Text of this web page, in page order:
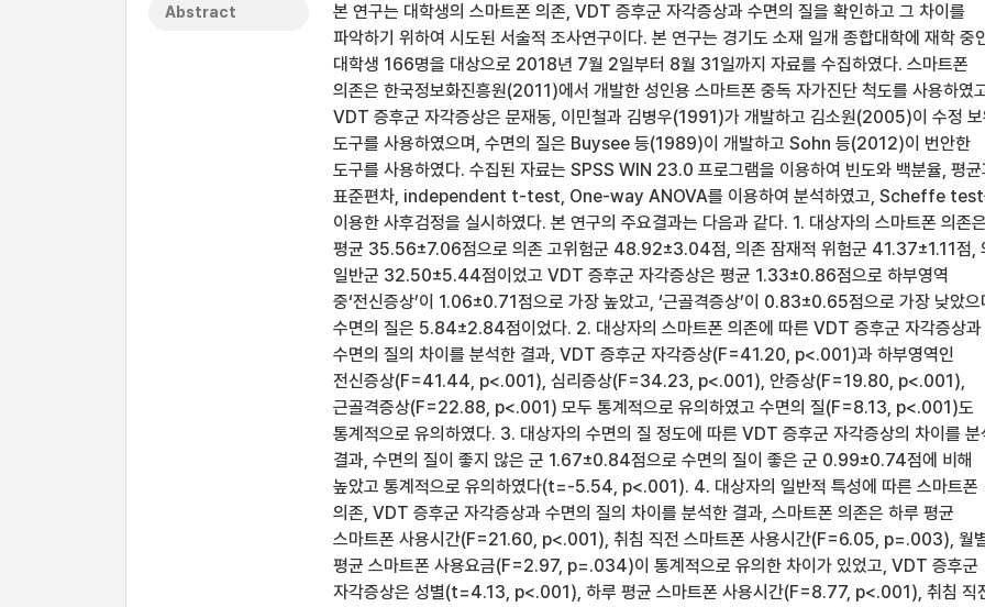
Abstract
본 연구는 대학생의 스마트폰 의존, VDT 증후군 자각증상과 수면의 질을 확인하고 그 차이를
파악하기 위하여 시도된 서술적 조사연구이다. 본 연구는 경기도 소재 일개 종합대학에 재학 중
대학생 166명을 대상으로 2018년 7월 2일부터 8월 31일까지 자료를 수집하였다. 스마트폰
의존은 한국정보화진흥원(2011)에서 개발한 성인용 스마트폰 중독 자가진단 척도를 사용하였
VDT 증후군 자각증상은 문재동, 이민철과 김병우(1991)가 개발하고 김소원(2005)이 수정
도구를 사용하였으며, 수면의 질은 Buysee 등(1989)이 개발하고 Sohn 등(2012)이 번안한
도구를 사용하였다. 수집된 자료는 SPSS WIN 23.0 프로그램을 이용하여 빈도와 백분율, 평균
표준편차, independent t-test, One-way ANOVA를 이용하여 분석하였고, Scheffe test
이용한 사후검정을 실시하였다. 본 연구의 주요결과는 다음과 같다. 1. 대상자의 스마트폰 의존은
평균 35.56±7.06점으로 의존 고위험군 48.92±3.04점, 의존 잠재적 위험군 41.37±1.11점,
일반군 32.50±5.44점이었고 VDT 증후군 자각증상은 평균 1.33±0.86점으로 하부영역
중‘전신증상’이 1.06±0.71점으로 가장 높았고, ‘근골격증상’이 0.83±0.65점으로 가장 낮았으
수면의 질은 5.84±2.84점이었다. 2. 대상자의 스마트폰 의존에 따른 VDT 증후군 자각증상과
수면의 질의 차이를 분석한 결과, VDT 증후군 자각증상(F=41.20, p<.001)과 하부영역인
전신증상(F=41.44, p<.001), 심리증상(F=34.23, p<.001), 안증상(F=19.80, p<.001),
근골격증상(F=22.88, p<.001) 모두 통계적으로 유의하였고 수면의 질(F=8.13, p<.001)도
통계적으로 유의하였다. 3. 대상자의 수면의 질 정도에 따른 VDT 증후군 자각증상의 차이를 분
결과, 수면의 질이 좋지 않은 군 1.67±0.84점으로 수면의 질이 좋은 군 0.99±0.74점에 비해
높았고 통계적으로 유의하였다(t=-5.54, p<.001). 4. 대상자의 일반적 특성에 따른 스마트폰
의존, VDT 증후군 자각증상과 수면의 질의 차이를 분석한 결과, 스마트폰 의존은 하루 평균
스마트폰 사용시간(F=21.60, p<.001), 취침 직전 스마트폰 사용시간(F=6.05, p=.003), 월
평균 스마트폰 사용요금(F=2.97, p=.034)이 통계적으로 유의한 차이가 있었고, VDT 증후군
자각증상은 성별(t=4.13, p<.001), 하루 평균 스마트폰 사용시간(F=8.77, p<.001), 취침 직